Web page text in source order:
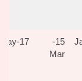
15-
Mar
17-May